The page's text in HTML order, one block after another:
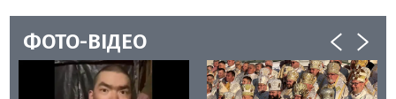
ФОТО-ВІДЕО